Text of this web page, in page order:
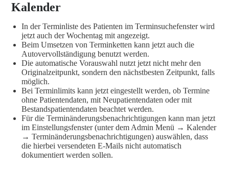
Kalender
In der Terminliste des Patienten im Terminsuchefenster wird
jetzt auch der Wochentag mit angezeigt.
Beim Umsetzen von Terminketten kann jetzt auch die
Autovervollständigung benutzt werden.
Die automatische Vorauswahl nutzt jetzt nicht mehr den
Originalzeitpunkt, sondern den nächstbesten Zeitpunkt, falls
möglich.
Bei Terminlimits kann jetzt eingestellt werden, ob Termine
ohne Patientendaten, mit Neupatientendaten oder mit
Bestandspatientendaten beachtet werden.
Für die Terminänderungsbenachrichtigungen kann man jetzt
im Einstellungsfenster (unter dem Admin Menü → Kalender
→ Terminänderungsbenachrichtigungen) auswählen, dass
die hierbei versendeten E-Mails nicht automatisch
dokumentiert werden sollen.